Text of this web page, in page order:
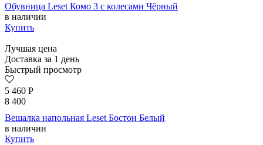
Обувница Leset Комо 3 с колесами Чёрный
в наличии
Купить
Лучшая цена
Доставка за 1 день
Быстрый просмотр
5 460 Р
8 400
Вешалка напольная Leset Бостон Белый
в наличии
Купить